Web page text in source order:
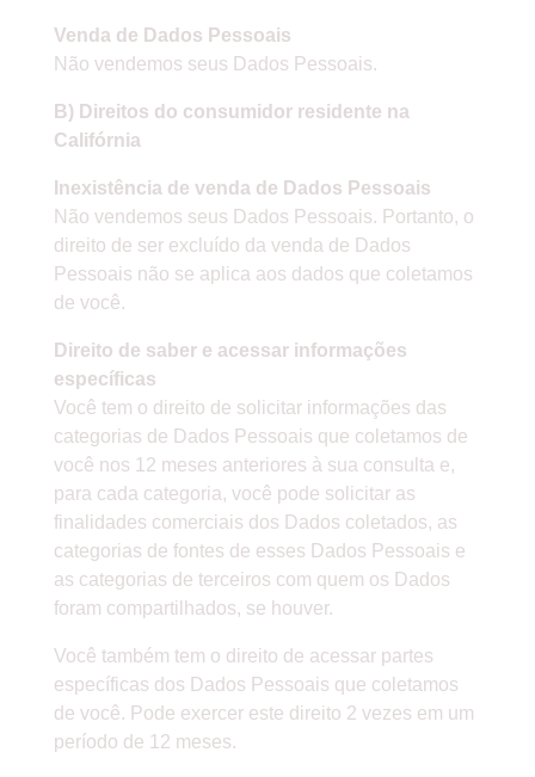
Venda de Dados Pessoais
Não vendemos seus Dados Pessoais.
B) Direitos do consumidor residente na
Califórnia
Inexistência de venda de Dados Pessoais
Não vendemos seus Dados Pessoais. Portanto, o
direito de ser excluído da venda de Dados
Pessoais não se aplica aos dados que coletamos
de você.
Direito de saber e acessar informações
específicas
Você tem o direito de solicitar informações das
categorias de Dados Pessoais que coletamos de
você nos 12 meses anteriores à sua consulta e,
para cada categoria, você pode solicitar as
finalidades comerciais dos Dados coletados, as
categorias de fontes de esses Dados Pessoais e
as categorias de terceiros com quem os Dados
foram compartilhados, se houver.
Você também tem o direito de acessar partes
específicas dos Dados Pessoais que coletamos
de você. Pode exercer este direito 2 vezes em um
período de 12 meses.